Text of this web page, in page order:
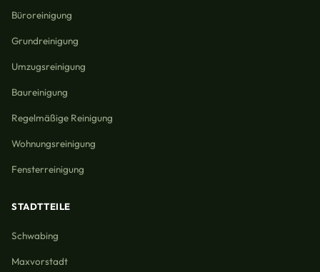
Büroreinigung
Grundreinigung
Umzugsreinigung
Baureinigung
Regelmäßige Reinigung
Wohnungsreinigung
Fensterreinigung
STADTTEILE
Schwabing
Maxvorstadt